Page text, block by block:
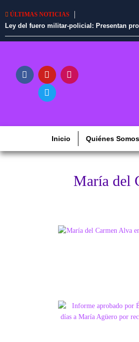
ÚLTIMAS NOTICIAS
Ley del fuero militar-policial: Presentan
Inicio Quiénes Somos
María del